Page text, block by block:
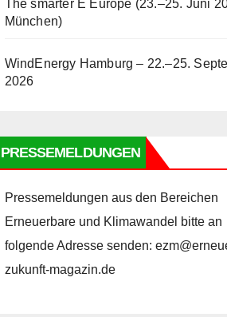
The smarter E Europe (23.–25. Juni
München)
WindEnergy Hamburg – 22.–25.
2026
PRESSEMELDUNGEN
Pressemeldungen aus den Bereichen
Erneuerbare und Klimawandel bitte an
folgende Adresse senden:
zukunft-magazin.de